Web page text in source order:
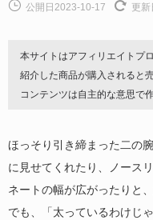
公開日2023-10-17 更
本サイトはアフィリエイトプ
紹介した商品が購入されると
コンテンツは自主的な意思で
ほっそり引き締まった二の
に見せてくれたり、ノース
ネートの幅が広がったりと
でも、「太っているわけじ